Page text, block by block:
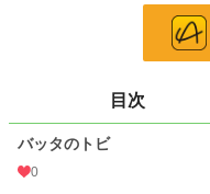
2022.09.20 13:46
初回公開日時 2022.09.20 13:46
目次
バッタのトビ
0